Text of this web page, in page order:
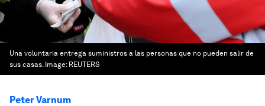
Una voluntaria entrega suministros a las personas que no pueden salir de
sus casas. Image: REUTERS
Peter Varnum